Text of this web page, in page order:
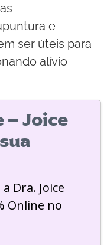
e
ser úteis para
alívio
– Joice
Dra. Joice
Online no